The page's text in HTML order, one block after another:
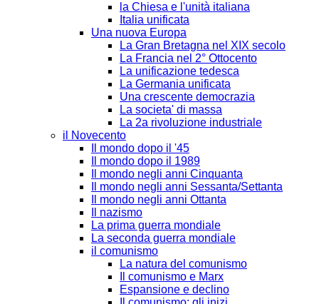
la Chiesa e l'unità italiana
Italia unificata
Una nuova Europa
La Gran Bretagna nel XIX secolo
La Francia nel 2° Ottocento
La unificazione tedesca
La Germania unificata
Una crescente democrazia
La societa' di massa
La 2a rivoluzione industriale
il Novecento
Il mondo dopo il '45
Il mondo dopo il 1989
Il mondo negli anni Cinquanta
Il mondo negli anni Sessanta/Settanta
Il mondo negli anni Ottanta
Il nazismo
La prima guerra mondiale
La seconda guerra mondiale
il comunismo
La natura del comunismo
Il comunismo e Marx
Espansione e declino